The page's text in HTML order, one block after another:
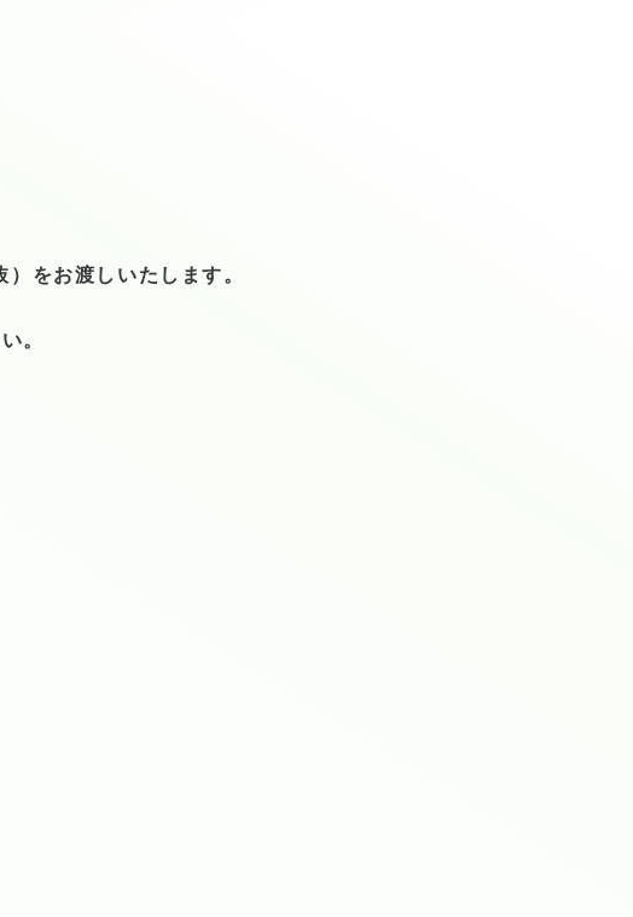
をお渡しいたします。
。